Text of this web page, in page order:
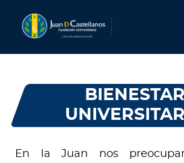
BIENESTAR
En la Juan nos